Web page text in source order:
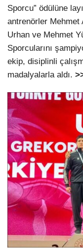
Sporcu” ödülüne
antrenörler
Urhan ve Mehmet
Sporcularını
ekip, disiplinli
madalyalarla aldı.